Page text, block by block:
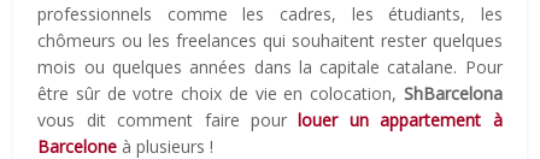
professionnels comme les cadres, les étudiants, les
chômeurs ou les freelances qui souhaitent rester quelques
mois ou quelques années dans la capitale catalane. Pour
être sûr de votre choix de vie en colocation, ShBarcelona
vous dit comment faire pourlouer un appartement à
Barcelone à plusieurs !